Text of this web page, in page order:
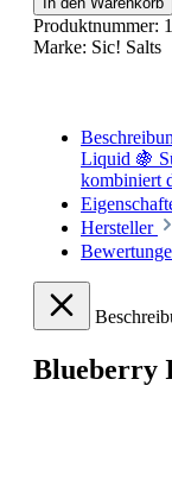
Produktnummer:
Marke: Sic! Salts
Liquid 🍇
kombiniert
Hersteller
Blueberry